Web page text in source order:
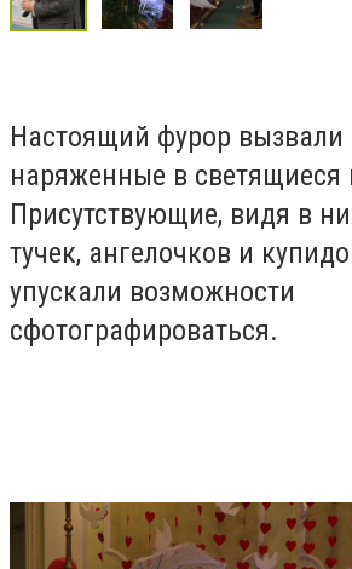
Настоящий фурор вызвали
наряженные в
Присутствующие, видя в
тучек, ангелочков и
упускали возможности
сфотографироваться.